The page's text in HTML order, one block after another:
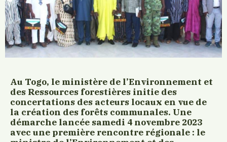
Au Togo, le ministère de l’Environnement et
des Ressources forestières initie des
concertations des acteurs locaux en vue de
la création des forêts communales. Une
démarche lancée samedi 4 novembre 2023
avec une première rencontre régionale : le